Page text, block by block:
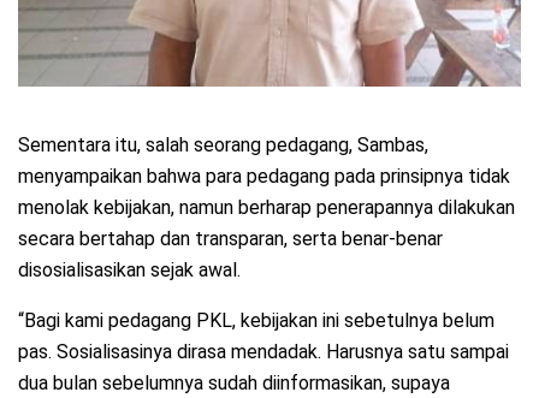
Sementara itu, salah seorang pedagang, Sambas,
menyampaikan bahwa para pedagang pada prinsipnya tidak
menolak kebijakan, namun berharap penerapannya dilakukan
secara bertahap dan transparan, serta benar-benar
disosialisasikan sejak awal.
“Bagi kami pedagang PKL, kebijakan ini sebetulnya belum
pas. Sosialisasinya dirasa mendadak. Harusnya satu sampai
dua bulan sebelumnya sudah diinformasikan, supaya